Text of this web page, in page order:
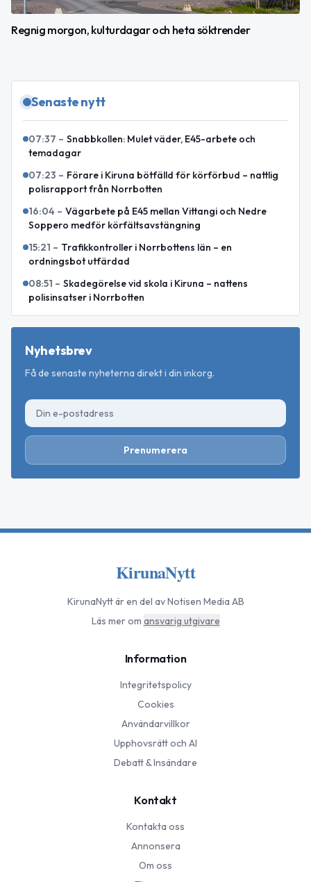
Regnig morgon, kulturdagar och heta söktrender
Senaste nytt
07:37 – Snabbkollen: Mulet väder, E45-arbete och
temadagar
07:23 – Förare i Kiruna bötfälld för körförbud – nattlig
polisrapport från Norrbotten
16:04 – Vägarbete på E45 mellan Vittangi och Nedre
Soppero medför körfältsavstängning
15:21 – Trafikkontroller i Norrbottens län – en
ordningsbot utfärdad
08:51 – Skadegörelse vid skola i Kiruna – nattens
polisinsatser i Norrbotten
Nyhetsbrev
Få de senaste nyheterna direkt i din inkorg.
Prenumerera
KirunaNytt
KirunaNyttär en del av Notisen Media AB
Läs mer om ansvarig utgivare
Information
Integritetspolicy
Cookies
Användarvillkor
Upphovsrätt och AI
Debatt & Insändare
Kontakt
Kontakta oss
Annonsera
Om oss